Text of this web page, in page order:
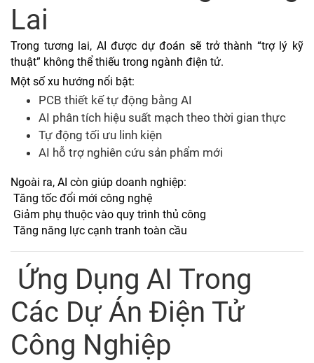
Lai
Trong tương lai, AI được dự đoán sẽ trở thành “trợ lý kỹ
thuật” không thể thiếu trong ngành điện tử.
Một số xu hướng nổi bật:
PCB thiết kế tự động bằng AI
AI phân tích hiệu suất mạch theo thời gian thực
Tự động tối ưu linh kiện
AI hỗ trợ nghiên cứu sản phẩm mới
Ngoài ra, AI còn giúp doanh nghiệp:
Tăng tốc đổi mới công nghệ
Giảm phụ thuộc vào quy trình thủ công
Tăng năng lực cạnh tranh toàn cầu
Ứng Dụng AI Trong
Các Dự Án Điện Tử
Công Nghiệp